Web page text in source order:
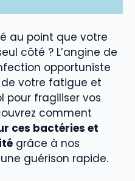
au point que votre
côté ? L’angine de
opportuniste
votre fatigue et
pour fragiliser vos
comment
ces bactéries et
grâce à nos
guérison rapide.